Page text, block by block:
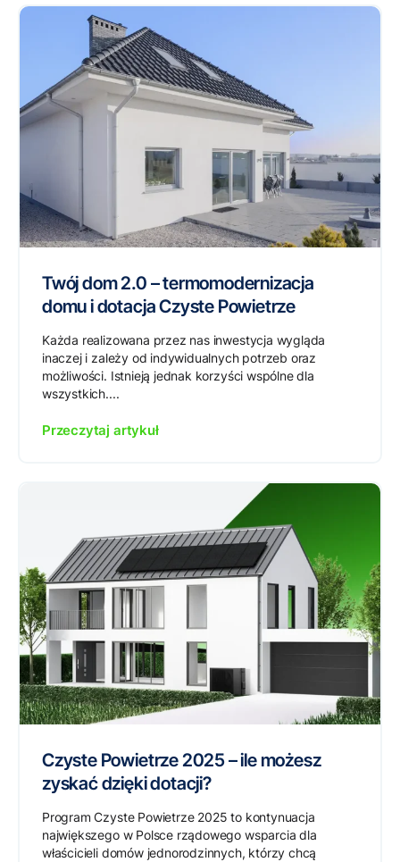
Twój dom 2.0 – termomodernizacja
domu i dotacja Czyste Powietrze
Każda realizowana przez nas inwestycja wygląda
inaczej i zależy od indywidualnych potrzeb oraz
możliwości. Istnieją jednak korzyści wspólne dla
wszystkich....
Przeczytaj artykuł
Czyste Powietrze 2025 – ile możesz
zyskać dzięki dotacji?
Program Czyste Powietrze 2025 to kontynuacja
największego w Polsce rządowego wsparcia dla
właścicieli domów jednorodzinnych, którzy chcą